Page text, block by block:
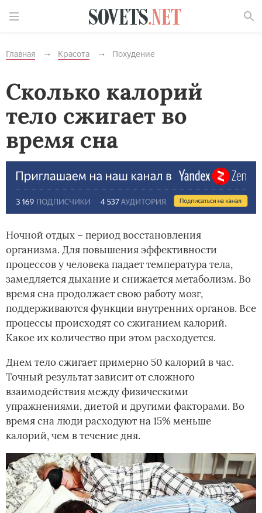
Главная Красота Похудение
Сколько калорий
тело сжигает во
время сна
Ночной отдых – период восстановления
организма. Для повышения эффективности
процессов у человека падает температура тела,
замедляется дыхание и снижается метаболизм. Во
время сна продолжает свою работу мозг,
поддерживаются функции внутренних органов. Все
процессы происходят со сжиганием калорий.
Какое их количество при этом расходуется.
Днем тело сжигает примерно 50 калорий в час.
Точный результат зависит от сложного
взаимодействия между физическими
упражнениями, диетой и другими факторами. Во
время сна люди расходуют на 15% меньше
калорий, чем в течение дня.